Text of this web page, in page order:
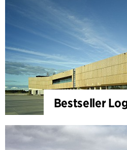
Bestseller